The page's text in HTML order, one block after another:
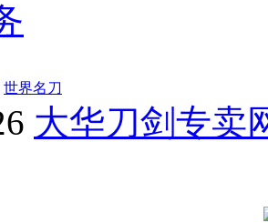
世界名刀
大华刀剑专卖